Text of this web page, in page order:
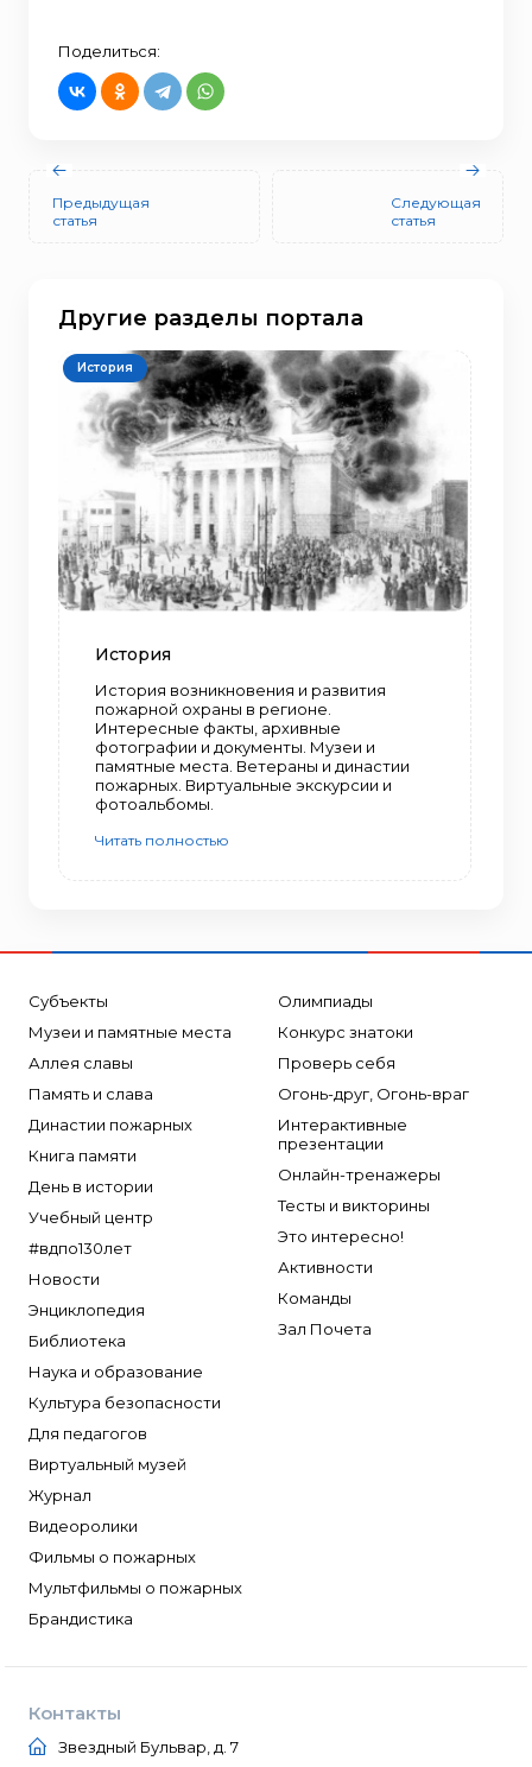
Поделиться:
Предыдущая
статья
Следующая
статья
Другие разделы портала
История
История
История возникновения и развития
пожарной охраны в регионе.
Интересные факты, архивные
фотографии и документы. Музеи и
памятные места. Ветераны и династии
пожарных. Виртуальные экскурсии и
фотоальбомы.
Читать полностью
Субъекты
Музеи и памятные места
Аллея славы
Память и слава
Династии пожарных
Книга памяти
День в истории
Учебный центр
#вдпо130лет
Новости
Энциклопедия
Библиотека
Наука и образование
Культура безопасности
Для педагогов
Виртуальный музей
Журнал
Видеоролики
Фильмы о пожарных
Мультфильмы о пожарных
Брандистика
Олимпиады
Конкурс знатоки
Проверь себя
Огонь-друг, Огонь-враг
Интерактивные
презентации
Онлайн-тренажеры
Тесты и викторины
Это интересно!
Активности
Команды
Зал Почета
Контакты
Звездный Бульвар, д. 7